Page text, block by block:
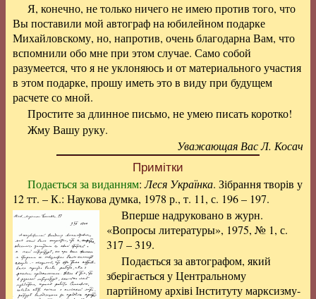
Я, конечно, не только ничего не имею против того, что
Вы поставили мой автограф на юбилейном подарке
Михайловскому, но, напротив, очень благодарна Вам, что
вспомнили обо мне при этом случае. Само собой
разумеется, что я не уклоняюсь и от материального участия
в этом подарке, прошу иметь это в виду при будущем
расчете со мной.
Простите за длинное письмо, не умею писать коротко!
Жму Вашу руку.
Уважающая Вас Л. Косач
Примітки
Подається за виданням:Леся Українка. Зібрання творів у
12 тт. – К.: Наукова думка, 1978 р., т. 11, с. 196 – 197.
Вперше надруковано в журн.
«Вопросы литературы», 1975, № 1, с.
317 – 319.
Подається за автографом, який
зберігається у Центральному
партійному архіві Інституту марксизму-